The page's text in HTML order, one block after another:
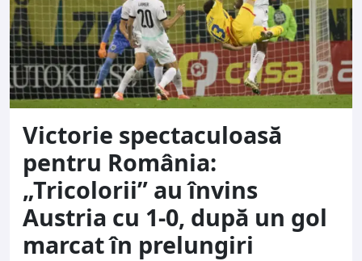
Victorie spectaculoasă
pentru România:
„Tricolorii” au învins
Austria cu 1-0, după un gol
marcat în prelungiri